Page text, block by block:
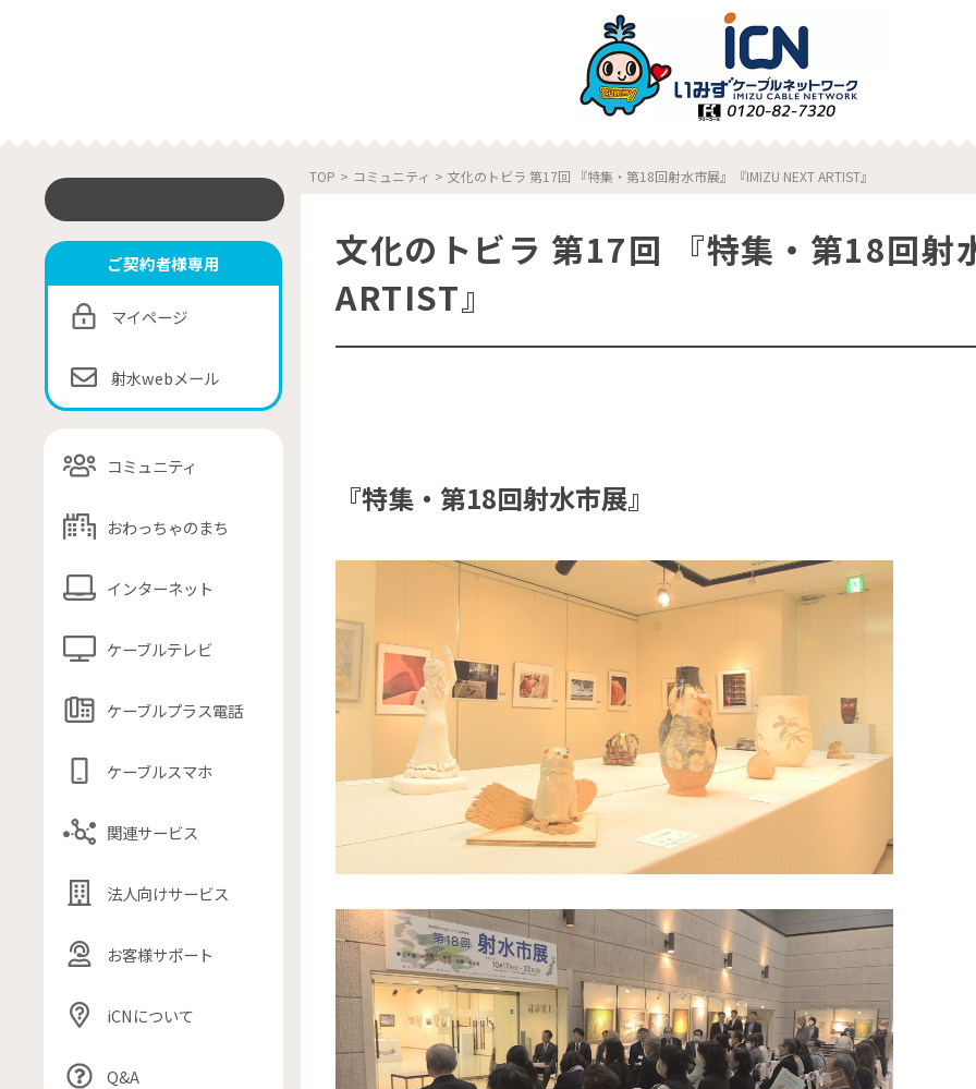
ご契約者様専用
マイページ
射水webメール
コミュニティ
おわっちゃのまち
インターネット
ケーブルテレビ
ケーブルプラス電話
ケーブルスマホ
関連サービス
法人向けサービス
お客様サポート
iCNについて
Q&A
TOP > コミュニティ > 文化のトビラ 第17回 『特集・第18回射水市展』『IMIZU NEXT ARTIST』
文化のトビラ 第17回 『特集・第18回射
ARTIST』
『特集・第18回射水市展』